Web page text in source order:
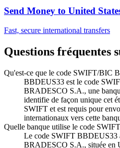
Send Money to United
Fast, secure international transfers
Questions fréquentes
Qu'est-ce que le code SWIFT/BIC
BBDEUS33 est le code
BRADESCO S.A., une
identifie de façon unique cet
SWIFT et est requis pour
internationaux vers cette
Quelle banque utilise le code
Le code SWIFT BBDEUS33
BRADESCO S.A., située en